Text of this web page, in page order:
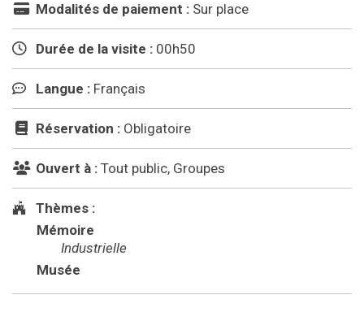
Modalités de paiement : Sur place
Durée de la visite : 00h50
Langue : Français
Réservation : Obligatoire
Ouvert à : Tout public, Groupes
Thèmes :
Mémoire
Industrielle
Musée